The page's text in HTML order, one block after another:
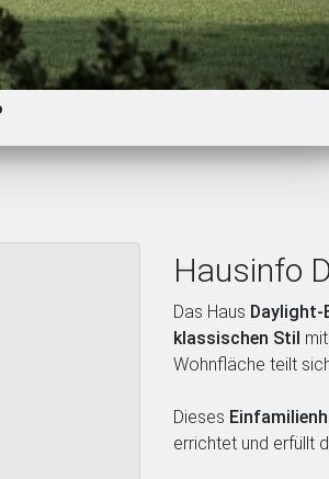
Hausinfo
Das Haus Daylight-
klassischen Stil
Wohnfläche teilt
Dieses
errichtet und erfüllt